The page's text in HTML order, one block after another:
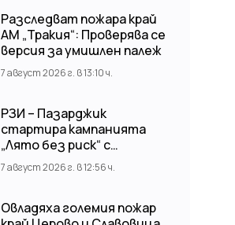
Разследват пожара край
АМ „Тракия“: Проверява се
версия за умишлен палеж
7 август 2026 г. в 13:10 ч.
РЗИ – Пазарджик
стартира кампанията
„Лято без риск“ с
безплатни и анонимни
изследвания за ХИВ
7 август 2026 г. в 12:56 ч.
Овладяха големия пожар